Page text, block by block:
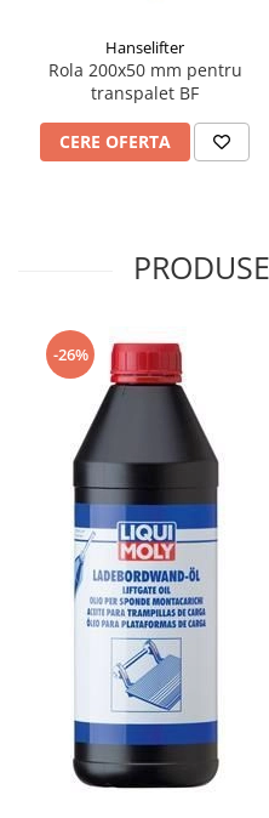
Hanselifter
Rola 200x50 mm pentru
transpalet BF
CERE OFERTA
-26%